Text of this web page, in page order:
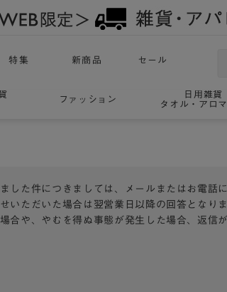
特集 新商品 セール
ファッション
日用雑貨
タオル・アロ
した件につきましては、メールまたはお電話
いただいた場合は翌営業日以降の回答となりま
合や、やむを得ぬ事態が発生した場合、返信